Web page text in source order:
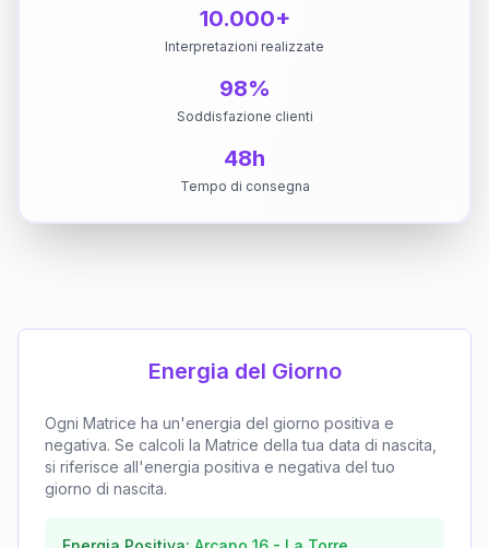
10.000+
Interpretazioni realizzate
98%
Soddisfazione clienti
48h
Tempo di consegna
Energia del Giorno
Ogni Matrice ha un'energia del giorno positiva e
negativa. Se calcoli la Matrice della tua data di nascita,
si riferisce all'energia positiva e negativa del tuo
giorno di nascita.